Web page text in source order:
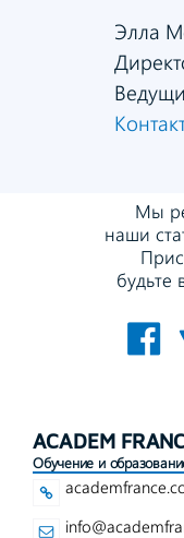
Элла
Мы
наши
будьте
ACADEM
Обучение и